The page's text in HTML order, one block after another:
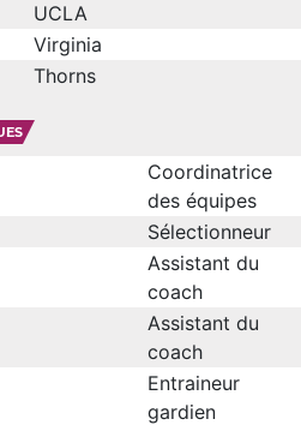
UCLA
Virginia
Thorns
Coordinatrice
des équipes
Sélectionneur
Assistant du
coach
Assistant du
coach
Entraineur
gardien